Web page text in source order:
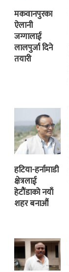
मकवानपुरका
ऐलानी
जग्गालाई
लालपुर्जा दिने
तयारी
हटिया-हर्नामाडी
क्षेत्रलाई
हेटौंडाको नयाँ
शहर बनाऔं